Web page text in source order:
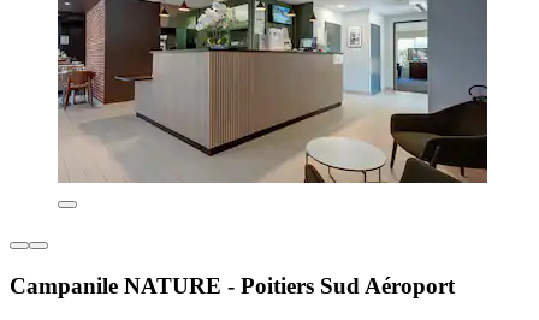
Campanile NATURE - Poitiers Sud Aéroport